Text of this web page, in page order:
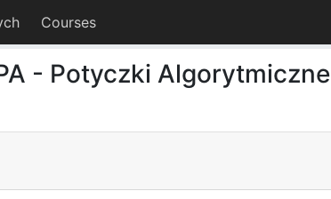
Courses
- Potyczki Algorytmiczne